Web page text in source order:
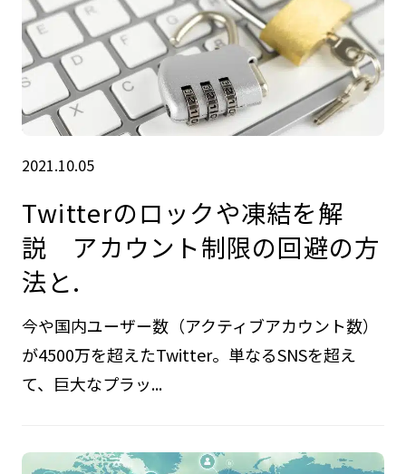
2021.10.05
Twitterのロックや凍結を解
説 アカウント制限の回避の方
法と.
今や国内ユーザー数（アクティブアカウント数）
が4500万を超えたTwitter。単なるSNSを超え
て、巨大なプラッ...